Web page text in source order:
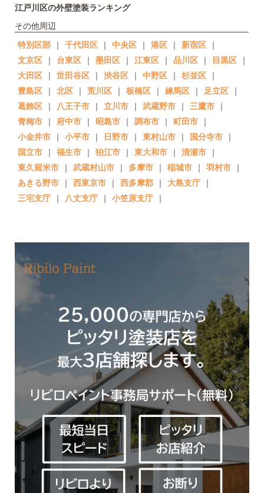
江戸川区の外壁塗装ランキング
その他周辺
特別区部 ｜ 千代田区 ｜ 中央区 ｜ 港区 ｜ 新宿区 ｜
文京区 ｜ 台東区 ｜ 墨田区 ｜ 江東区 ｜ 品川区 ｜ 目黒区 ｜
大田区 ｜ 世田谷区 ｜ 渋谷区 ｜ 中野区 ｜ 杉並区 ｜
豊島区 ｜ 北区 ｜ 荒川区 ｜ 板橋区 ｜ 練馬区 ｜ 足立区 ｜
葛飾区 ｜ 八王子市 ｜ 立川市 ｜ 武蔵野市 ｜ 三鷹市 ｜
青梅市 ｜ 府中市 ｜ 昭島市 ｜ 調布市 ｜ 町田市 ｜
小金井市 ｜ 小平市 ｜ 日野市 ｜ 東村山市 ｜ 国分寺市 ｜
国立市 ｜ 福生市 ｜ 狛江市 ｜ 東大和市 ｜ 清瀬市 ｜
東久留米市 ｜ 武蔵村山市 ｜ 多摩市 ｜ 稲城市 ｜ 羽村市 ｜
あきる野市 ｜ 西東京市 ｜ 西多摩郡 ｜ 大島支庁 ｜
三宅支庁 ｜ 八丈支庁 ｜ 小笠原支庁 ｜